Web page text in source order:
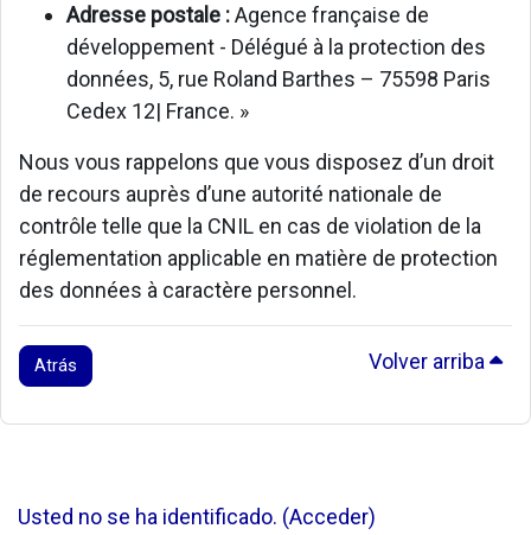
Adresse postale :Agence française de
développement - Délégué à la protection des
données, 5, rue Roland Barthes – 75598 Paris
Cedex 12| France. »
Nous vous rappelons que vous disposez d’un droit
de recours auprès d’une autorité nationale de
contrôle telle que la CNIL en cas de violation de la
réglementation applicable en matière de protection
des données à caractère personnel.
Atrás Volver arriba
Usted no se ha identificado. (Acceder)